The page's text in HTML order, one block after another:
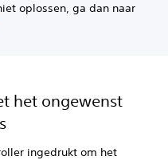
oplossen, ga dan naar
het ongewenst
ingedrukt om het